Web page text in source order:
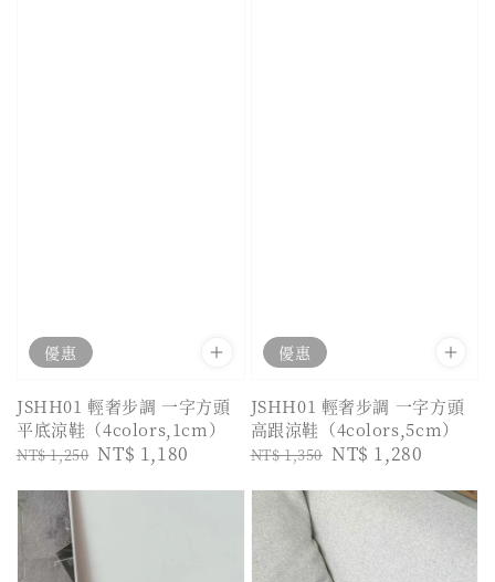
優惠
JSHH01 輕奢步調 一字方頭
平底涼鞋（4colors,1cm）
Regular
NT$ 1,250 Sale
NT$ 1,180
優惠
JSHH01 輕奢步調 一字方頭
高跟涼鞋（4colors,5cm）
Regular
NT$ 1,350 Sale
NT$ 1,280